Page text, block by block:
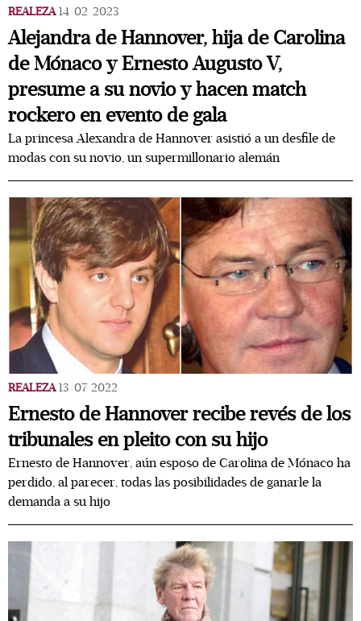
REALEZA 14/02/2023
Alejandra de Hannover, hija de Carolina
de Mónaco y Ernesto Augusto V,
presume a su novio y hacen match
rockero en evento de gala
La princesa Alexandra de Hannover asistió a un desfile de
modas con su novio, un supermillonario alemán
REALEZA 13/07/2022
Ernesto de Hannover recibe revés de los
tribunales en pleito con su hijo
Ernesto de Hannover, aún esposo de Carolina de Mónaco ha
perdido, al parecer, todas las posibilidades de ganarle la
demanda a su hijo